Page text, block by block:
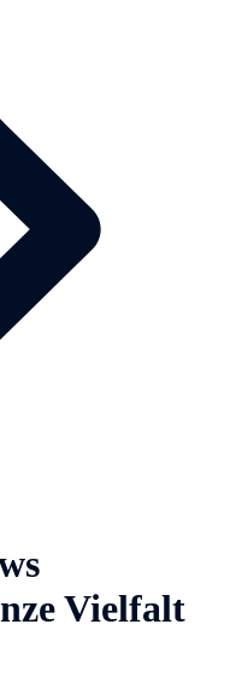
Vielfalt